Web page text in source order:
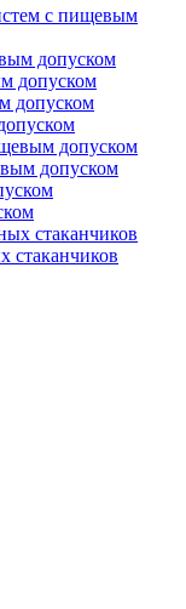
с пищевым
допуском
допуском
стаканчиков